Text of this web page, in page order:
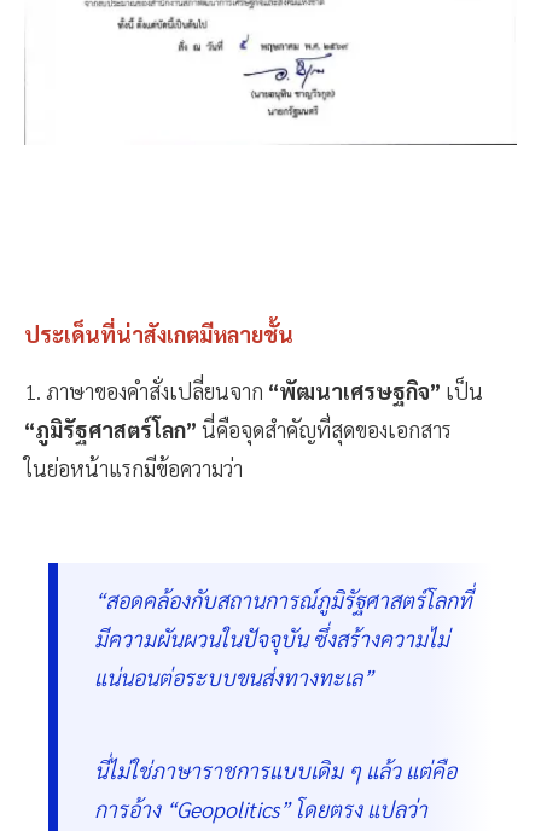
ประเด็นที่น่าสังเกตมีหลายชั้น
1. ภาษาของคำสั่งเปลี่ยนจาก “พัฒนาเศรษฐกิจ” เป็น
“ภูมิรัฐศาสตร์โลก” นี่คือจุดสำคัญที่สุดของเอกสาร
ในย่อหน้าแรกมีข้อความว่า
“สอดคล้องกับสถานการณ์ภูมิรัฐศาสตร์โลกที่
มีความผันผวนในปัจจุบัน ซึ่งสร้างความไม่
แน่นอนต่อระบบขนส่งทางทะเล”
นี่ไม่ใช่ภาษาราชการแบบเดิม ๆ แล้ว แต่คือ
การอ้าง “Geopolitics” โดยตรง แปลว่า